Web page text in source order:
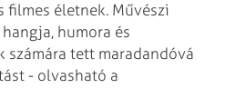
filmes életnek. Művészi
humora és
számára tett maradandóvá
- olvasható a